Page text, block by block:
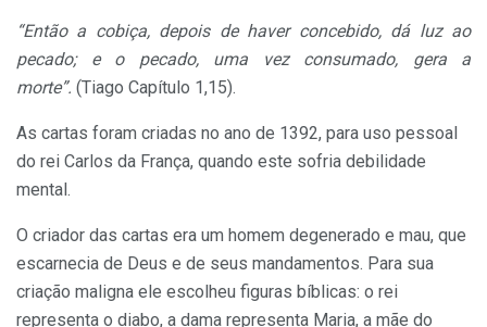
“Então a cobiça, depois de haver concebido, dá luz ao
pecado; e o pecado, uma vez consumado, gera a
morte”. (Tiago Capítulo 1,15).
As cartas foram criadas no ano de 1392, para uso pessoal
do rei Carlos da França, quando este sofria debilidade
mental.
O criador das cartas era um homem degenerado e mau, que
escarnecia de Deus e de seus mandamentos. Para sua
criação maligna ele escolheu figuras bíblicas: o rei
representa o diabo, a dama representa Maria, a mãe do